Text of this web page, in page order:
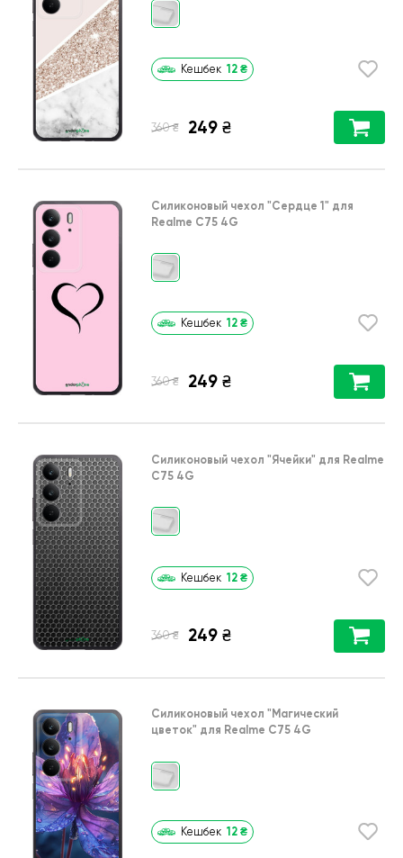
Кешбек 12 ₴
360 ₴ 249 ₴
Силиконовый чехол "Сердце 1" для
Realme C75 4G
Кешбек 12 ₴
360 ₴ 249 ₴
Силиконовый чехол "Ячейки" для Realme
C75 4G
Кешбек 12 ₴
360 ₴ 249 ₴
Силиконовый чехол "Магический
цветок" для Realme C75 4G
Кешбек 12 ₴